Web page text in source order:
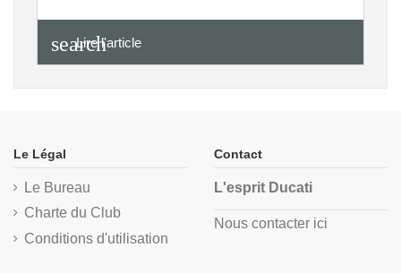
search
Lire l'article
Le Légal
Le Bureau
Charte du Club
Conditions d'utilisation
Contact
L'esprit Ducati
Nous contacter ici